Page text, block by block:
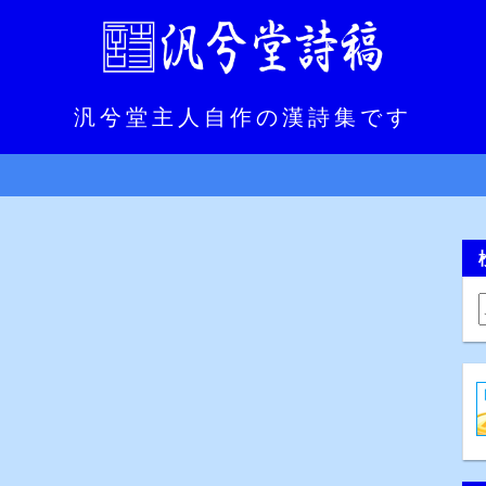
汎兮堂主人自作の漢詩集です